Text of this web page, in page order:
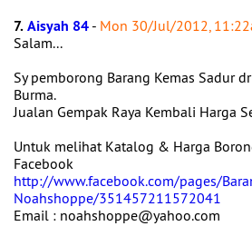
7.Aisyah 84 - Mon 30/Jul/2012,
Salam...
Sy pemborong Barang Kemas Sadur
Burma.
Jualan Gempak Raya Kembali Harga
Untuk melihat Katalog & Harga
Facebook
http://www.facebook.com/pages/
Noahshoppe/351457211572041
Email : noahshoppe@yahoo.com